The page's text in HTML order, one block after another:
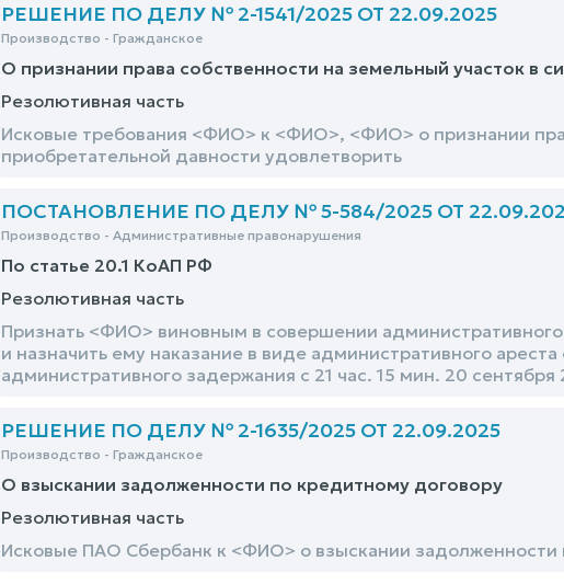
РЕШЕНИЕ ПО ДЕЛУ № 2-1541/2025 ОТ 22.09.2025
Производство - Гражданское
О признании права собственности на земельный участок в
Резолютивная часть
Исковые требования <ФИО> к <ФИО>, <ФИО> о признании
приобретательной давности удовлетворить
ПОСТАНОВЛЕНИЕ ПО ДЕЛУ № 5-584/2025 ОТ
Производство - Административные правонарушения
По статье 20.1 КоАП РФ
Резолютивная часть
Признать <ФИО> виновным в совершении
и назначить ему наказание в виде административного
административного задержания с 21 час. 15 мин. 20 сентября
РЕШЕНИЕ ПО ДЕЛУ № 2-1635/2025 ОТ 22.09.2025
Производство - Гражданское
О взыскании задолженности по кредитному договору
Резолютивная часть
Исковые ПАО Сбербанк к <ФИО> о взыскании задолженности